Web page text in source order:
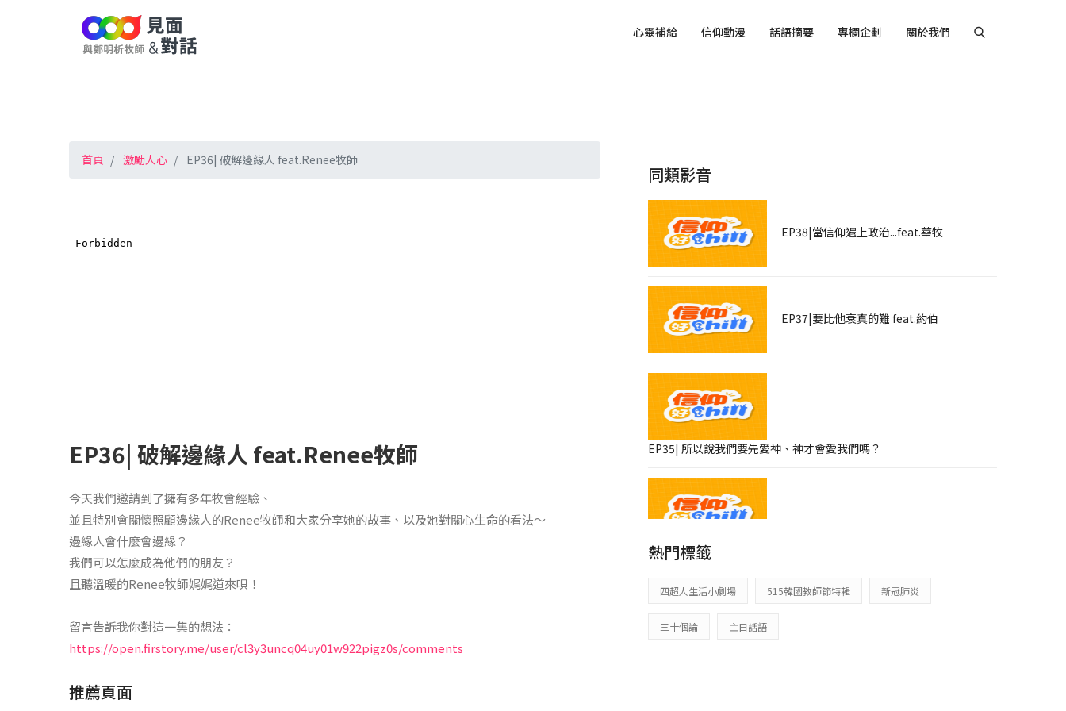
心靈補給 信仰動漫 話語摘要 專欄企劃 關於我們
首頁 激勵人心 EP36| 破解邊緣人 feat.Renee牧師
EP36| 破解邊緣人 feat.Renee牧師
今天我們邀請到了擁有多年牧會經驗、
並且特別會關懷照顧邊緣人的Renee牧師和大家分享她的故事、以及她對關心生命的看法～
邊緣人會什麼會邊緣？
我們可以怎麼成為他們的朋友？
且聽溫暖的Renee牧師娓娓道來唄！
留言告訴我你對這一集的想法：
https://open.firstory.me/user/cl3y3uncq04uy01w922pigz0s/comments
推薦頁面
同類影音
EP38|當信仰遇上政治...feat.華牧
EP37|要比他衰真的難 feat.約伯
EP35| 所以說我們要先愛神、神才會愛我們嗎？
EP34| 浪子回頭原來是醬！feat.茄子蛋的歌
熱門標籤
四超人生活小劇場 515韓國教師節特輯 新冠肺炎
三十個論 主日話語